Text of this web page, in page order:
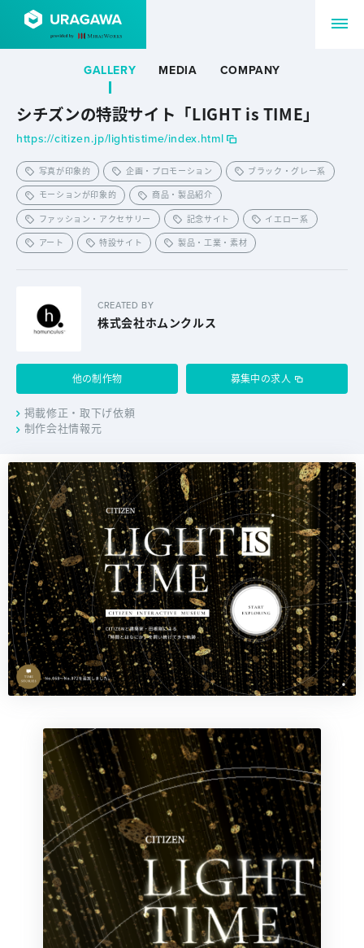
GALLERY MEDIA COMPANY
シチズンの特設サイト「LIGHT is TIME」
https://citizen.jp/lightistime/index.html
写真が印象的 企画・プロモーション
ブラック・グレー系
モーションが印象的
商品・製品紹介
ファッション・アクセサリー
記念サイト
イエロー系
アート
特設サイト 製品・工業・素材
CREATED BY
株式会社ホムンクルス
他の制作物 募集中の求人
掲載修正・取下げ依頼
制作会社情報元